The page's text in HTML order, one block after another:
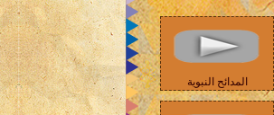
المدائح النبوية